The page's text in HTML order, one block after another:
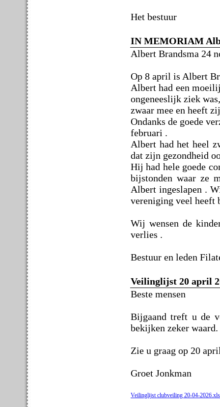
Het bestuur
IN MEMORIAM
Albert Brandsma 24
Op 8 april is Albert
Albert had een
ongeneeslijk ziek
zwaar mee en heeft
Ondanks de goede
februari .
Albert had het heel
dat zijn gezondheid
Hij had hele goede
bijstonden waar ze
Albert ingeslapen .
vereniging veel heeft
Wij wensen de
verlies .
Bestuur en leden
Veilinglijst 20 april
Beste mensen
Bijgaand treft u de
bekijken zeker waard.
Zie u graag op 20
Groet Jonkman
Veilinglijst clubveiling 20-04-